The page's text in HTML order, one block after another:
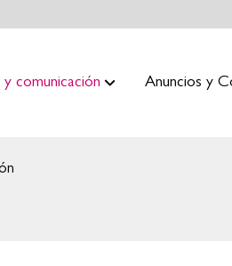
comunicación Anuncios y